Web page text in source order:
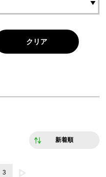
クリア
新着順
3